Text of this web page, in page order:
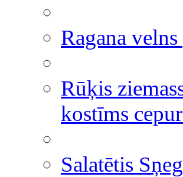
Ragana
Rūķis
kostīms
Salatētis